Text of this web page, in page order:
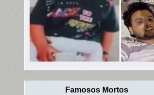
Famosos Mortos